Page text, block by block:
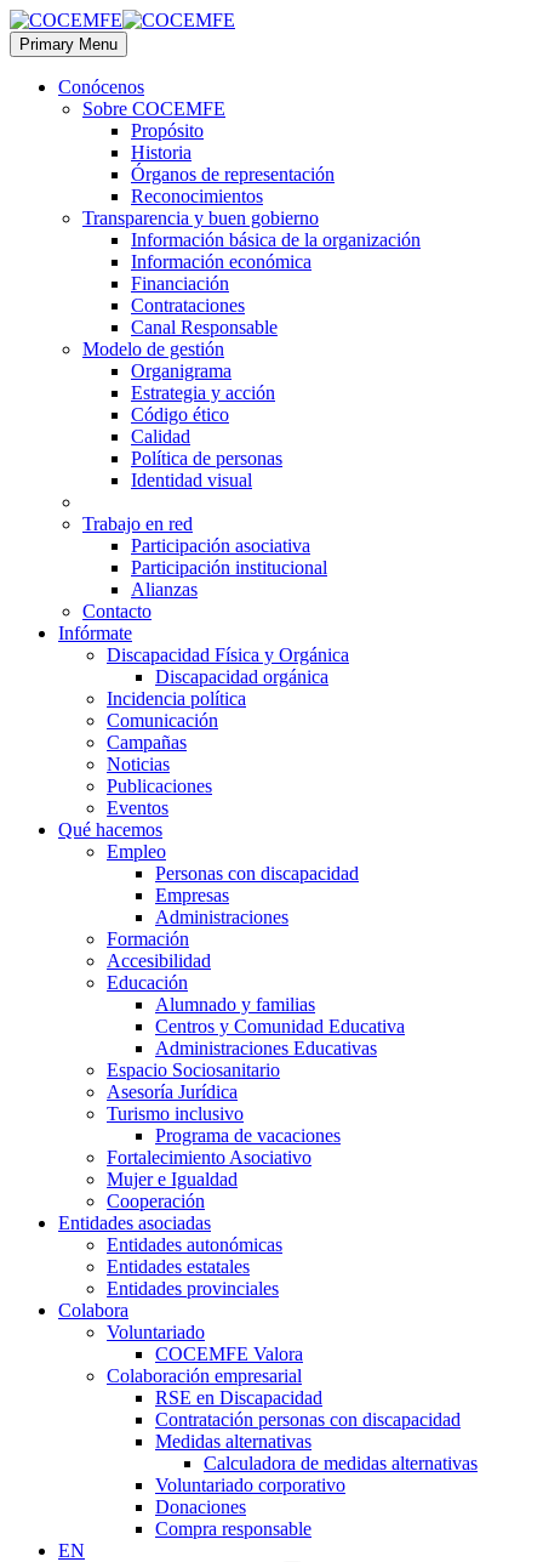
Primary Menu
Conócenos
Sobre COCEMFE
Propósito
Historia
Órganos de representación
Reconocimientos
Transparencia y buen gobierno
Información básica de la organización
Información económica
Financiación
Contrataciones
Canal Responsable
Modelo de gestión
Organigrama
Estrategia y acción
Código ético
Calidad
Política de personas
Identidad visual
Trabajo en red
Participación asociativa
Participación institucional
Alianzas
Contacto
Infórmate
Discapacidad Física y Orgánica
Discapacidad orgánica
Incidencia política
Comunicación
Campañas
Noticias
Publicaciones
Eventos
Qué hacemos
Empleo
Personas con discapacidad
Empresas
Administraciones
Formación
Accesibilidad
Educación
Alumnado y familias
Centros y Comunidad Educativa
Administraciones Educativas
Espacio Sociosanitario
Asesoría Jurídica
Turismo inclusivo
Programa de vacaciones
Fortalecimiento Asociativo
Mujer e Igualdad
Cooperación
Entidades asociadas
Entidades autonómicas
Entidades estatales
Entidades provinciales
Colabora
Voluntariado
COCEMFE Valora
Colaboración empresarial
RSE en Discapacidad
Contratación personas con discapacidad
Medidas alternativas
Calculadora de medidas alternativas
Voluntariado corporativo
Donaciones
Compra responsable
EN